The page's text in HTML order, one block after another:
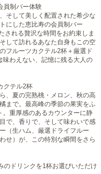
員制バー体験
そして美しく配置された希少な
にした恵比寿の会員制バー
される贅沢な時間をお約束しま
して訪れるあなた自身もこの空
フルーツカクテル2杯＋厳選ド
味わえない、記憶に残る大人の
クテル2杯
、夏の完熟桃・メロン、秋の高
まで。最高峰の季節の果実をふ
重厚感のあるカウンターに静
で、香りで、そして味わいで感
（生ハム、厳選ドライフルー
せ）が、この特別な瞬間をさら
のドリンクを1杯お選びいただけ